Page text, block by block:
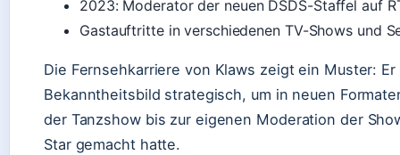
2023: Moderator der neuen DSDS-Staffel auf
Gastauftritte in verschiedenen TV-Shows und
Die Fernsehkarriere von Klaws zeigt ein Muster:
Bekanntheitsbild strategisch, um in neuen
der Tanzshow bis zur eigenen Moderation der
Star gemacht hatte.